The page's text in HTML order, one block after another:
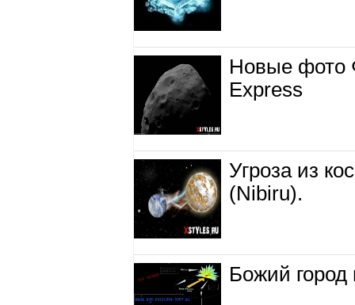
Новые фото
Express
Угроза из
(Nibiru).
Божий город